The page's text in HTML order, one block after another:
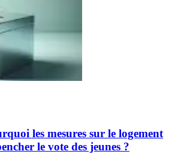
les mesures sur le logement
le vote des jeunes ?